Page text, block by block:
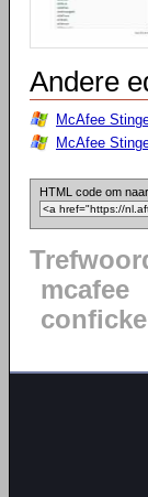
Andere
McAfee
McAfee
HTML code om
mcafee